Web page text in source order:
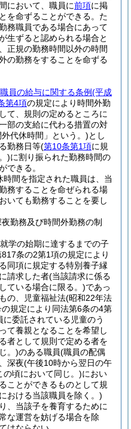
において、職員に前項に掲
を命ずることができる。 た
務職員である場合にあって
生ずると認められる場合と
正規の勤務時間以外の時間
の勤務をすることを命ずる
員の給与に関する条例(平成
第4項の規定により時間外勤
て、規則の定めるところに
部の支給に代わる措置の対
代休時間」という。)とし
勤務日等(第10条第1項に規
)に割り振られた勤務時間の
できる。
間を指定された職員は、当
務することを命ぜられる場
いても勤務することを要し
勤務及び時間外勤務の制
学の始期に達するまでの子
817条の2第1項の規定により
同項に規定する特別養子縁
請求した者(当該請求に係る
ている場合に限る。)であっ
の、児童福祉法(昭和22年法
規定により同法第6条の4第
委託されている児童のう
て養親となることを希望し
者として規則で定める者を
。)のある職員(職員の配偶
深夜(午後10時から翌日の午
の頃において同じ。)におい
ことができるものとして規
おける当該職員を除く。)
、当該子を養育するために
な運営を妨げる場合を除